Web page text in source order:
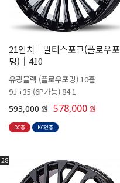
21인치│멀티스포크(플로우포
밍)│410
유광블랙 (플로우포밍) 10홀
9J +35 (6P가능) 84.1
593,000 원 578,000 원
DC중 KC인증
28